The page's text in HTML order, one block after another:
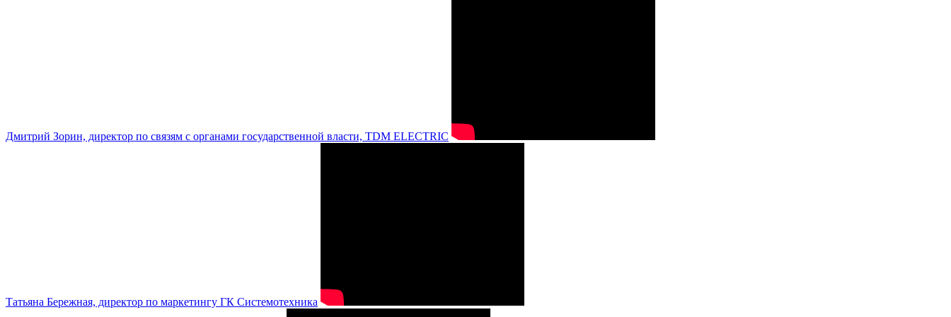
Дмитрий Зорин, директор по связям с органами государственной власти, TDM ELECTRIC
Татьяна Бережная, директор по маркетингу ГК Системотехника